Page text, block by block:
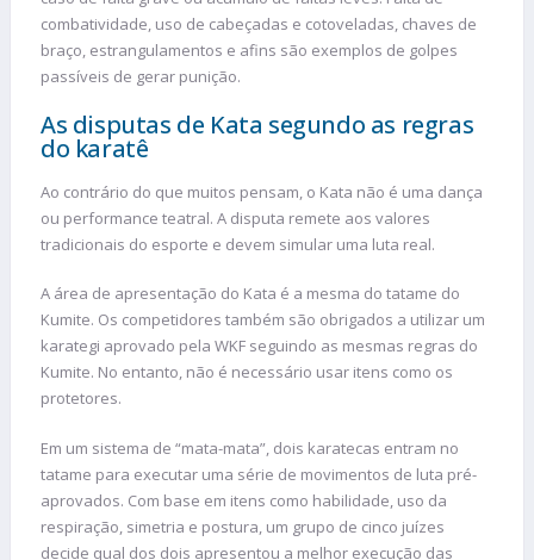
combatividade, uso de cabeçadas e cotoveladas, chaves de
braço, estrangulamentos e afins são exemplos de golpes
passíveis de gerar punição.
As disputas de Kata segundo as regras
do karatê
Ao contrário do que muitos pensam, o Kata não é uma dança
ou performance teatral. A disputa remete aos valores
tradicionais do esporte e devem simular uma luta real.
A área de apresentação do Kata é a mesma do tatame do
Kumite. Os competidores também são obrigados a utilizar um
karategi aprovado pela WKF seguindo as mesmas regras do
Kumite. No entanto, não é necessário usar itens como os
protetores.
Em um sistema de “mata-mata”, dois karatecas entram no
tatame para executar uma série de movimentos de luta pré-
aprovados. Com base em itens como habilidade, uso da
respiração, simetria e postura, um grupo de cinco juízes
decide qual dos dois apresentou a melhor execução das